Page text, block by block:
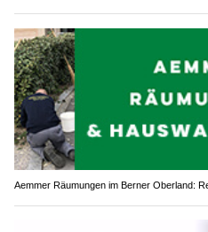
Aemmer Räumungen im Berner Oberland: